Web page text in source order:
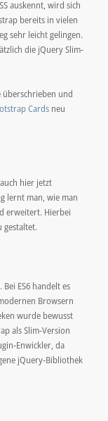
auskennt, wird sich
bereits in vielen
sehr leicht gelingen.
die jQuery Slim-
und
Cardsneu
hier jetzt
lernt man, wie man
erweitert. Hierbei
gestaltet.
Bei ES6 handelt es
Browsern
wurde bewusst
als Slim-Version
Enwickler, da
jQuery-Bibliothek